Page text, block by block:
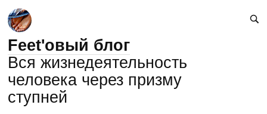
Feet'овый блог
Вся жизнедеятельность
человека через призму
ступней